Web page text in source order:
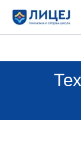
content